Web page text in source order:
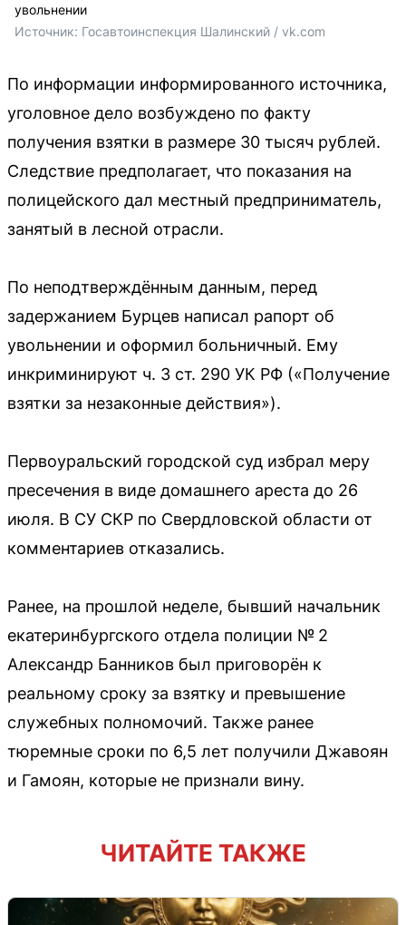
увольнении
Источник: Госавтоинспекция Шалинский / vk.com
По информации информированного источника,
уголовное дело возбуждено по факту
получения взятки в размере 30 тысяч рублей.
Следствие предполагает, что показания на
полицейского дал местный предприниматель,
занятый в лесной отрасли.
По неподтверждённым данным, перед
задержанием Бурцев написал рапорт об
увольнении и оформил больничный. Ему
инкриминируют ч. 3 ст. 290 УК РФ («Получение
взятки за незаконные действия»).
Первоуральский городской суд избрал меру
пресечения в виде домашнего ареста до 26
июля. В СУ СКР по Свердловской области от
комментариев отказались.
Ранее, на прошлой неделе, бывший начальник
екатеринбургского отдела полиции № 2
Александр Банников был приговорён к
реальному сроку за взятку и превышение
служебных полномочий. Также ранее
тюремные сроки по 6,5 лет получили Джавоян
и Гамоян, которые не признали вину.
ЧИТАЙТЕ ТАКЖЕ